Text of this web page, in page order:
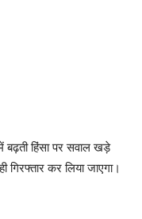
बढ़ती हिंसा पर सवाल खड़े
कर लिया जाएगा।